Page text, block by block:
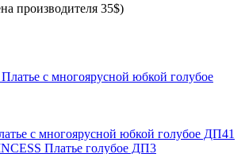
производителя 35$)
с многоярусной юбкой голубое ДП41